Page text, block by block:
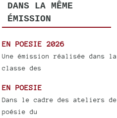
DANS LA MÊME
ÉMISSION
EN POESIE 2026
Une émission réalisée dans la
classe des
EN POESIE
Dans le cadre des ateliers de
poésie du